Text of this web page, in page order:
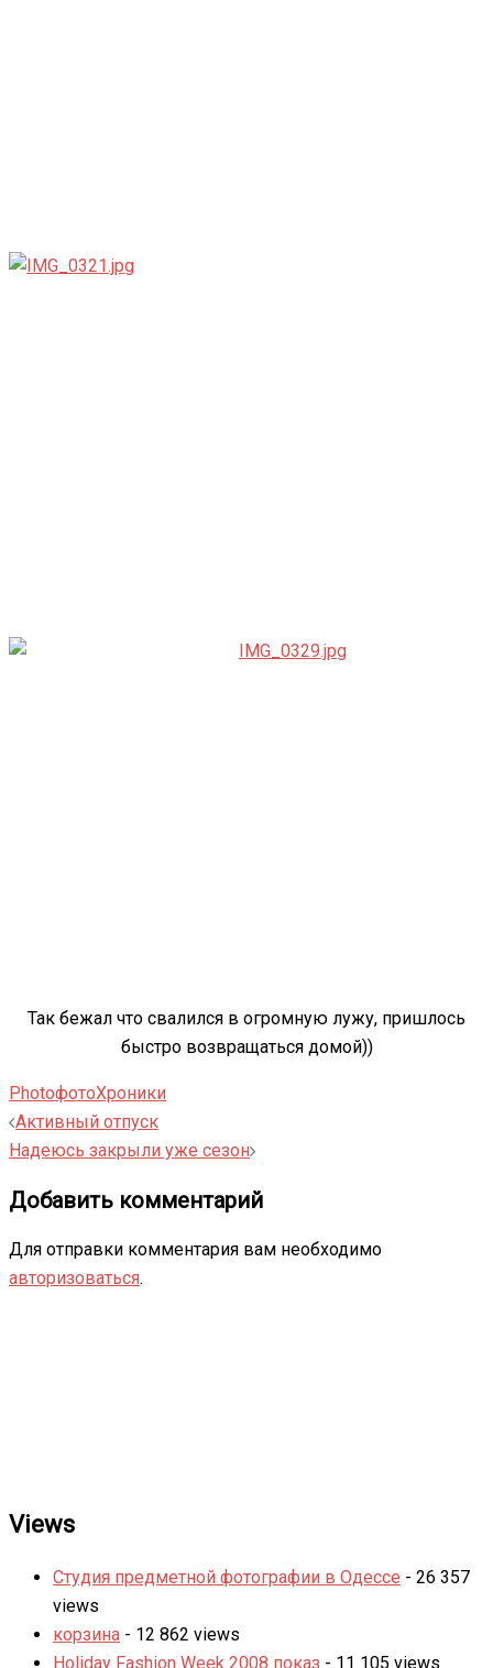
Так бежал что свалился в огромную лужу, пришлось
быстро возвращаться домой))
PhotoфотоХроники
Навигация
записи
Активный отпуск
Надеюсь закрыли уже сезон
Добавить комментарий
Для отправки комментария вам необходимо
авторизоваться.
Views
Студия предметной фотографии в Одессе - 26 357
views
корзина - 12 862 views
Holiday Fashion Week 2008 показ - 11 105 views